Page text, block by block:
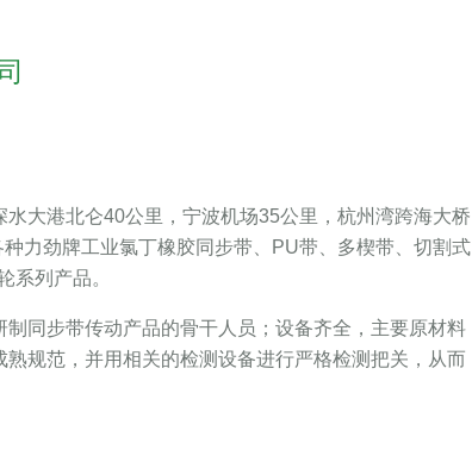
大港北仑40公里，宁波机场35公里，杭州湾跨海大桥
力劲牌工业氯丁橡胶同步带、PU带、多楔带、切割式
系列产品。
同步带传动产品的骨干人员；设备齐全，主要原材料
规范，并用相关的检测设备进行严格检测把关，从而